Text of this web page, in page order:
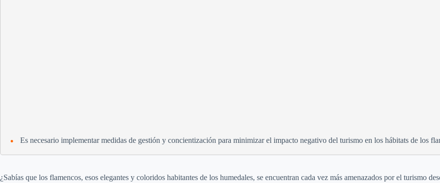
Es necesario implementar medidas de gestión y concientización para minimizar el impacto negativo del turismo en los hábitats de los
¿Sabías que los flamencos, esos elegantes y coloridos habitantes de los humedales, se encuentran cada vez más amenazados por el turismo